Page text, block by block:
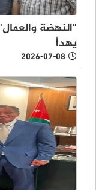
"النهضة
يهدأ
2026-07-08